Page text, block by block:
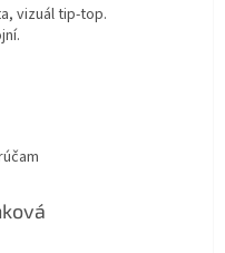
vizuál tip-top.
z 5 hviezdičiek.
z 5 hviezdičiek.